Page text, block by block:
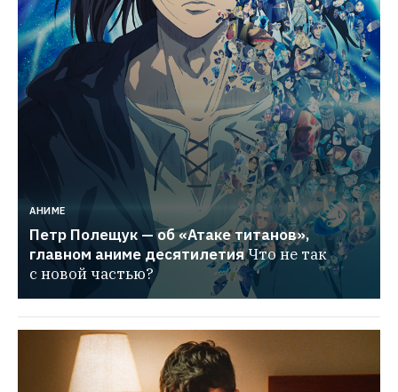
АНИМЕ
Петр Полещук — об «Атаке титанов»,
главном аниме десятилетияЧто не так
с новой частью?